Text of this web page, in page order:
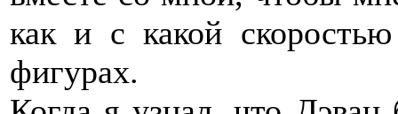
как и с какой
фигурах.